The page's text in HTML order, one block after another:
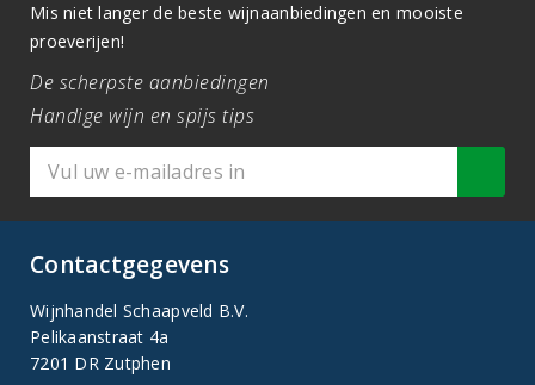
Mis niet langer de beste wijnaanbiedingen en mooiste
proeverijen!
De scherpste aanbiedingen
Handige wijn en spijs tips
Contactgegevens
Wijnhandel Schaapveld B.V.
Pelikaanstraat 4a
7201 DR Zutphen